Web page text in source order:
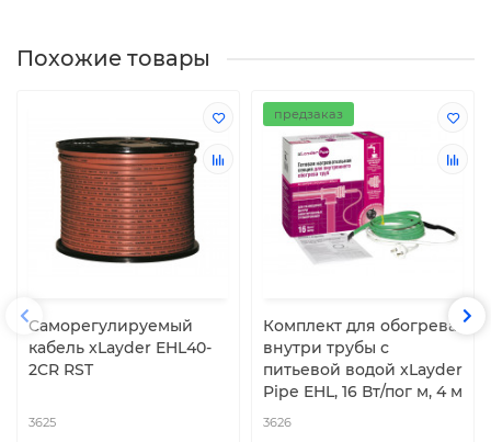
Похожие товары
Cаморегулируемый
кабель xLayder EHL40-
2CR RST
3625
предзаказ
Комплект для обогрева
внутри трубы с
питьевой водой xLayder
Pipe EHL, 16 Вт/пог м, 4 м
3626